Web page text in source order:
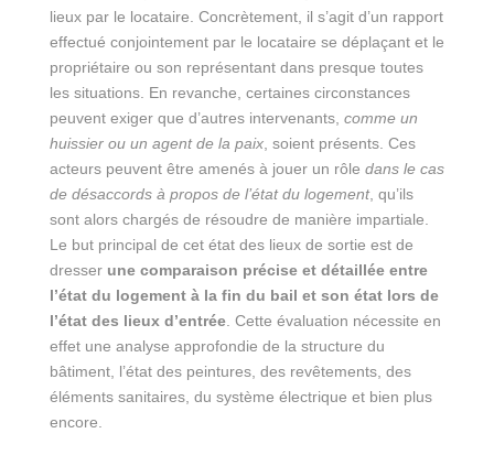
lieux par le locataire. Concrètement, il s’agit d’un rapport
effectué conjointement par le locataire se déplaçant et le
propriétaire ou son représentant dans presque toutes
les situations. En revanche, certaines circonstances
peuvent exiger que d’autres intervenants, comme un
huissier ou un agent de la paix, soient présents. Ces
acteurs peuvent être amenés à jouer un rôle dans le cas
de désaccords à propos de l’état du logement, qu’ils
sont alors chargés de résoudre de manière impartiale.
Le but principal de cet état des lieux de sortie est de
dresser une comparaison précise et détaillée entre
l’état du logement à la fin du bail et son état lors de
l’état des lieux d’entrée. Cette évaluation nécessite en
effet une analyse approfondie de la structure du
bâtiment, l’état des peintures, des revêtements, des
éléments sanitaires, du système électrique et bien plus
encore.